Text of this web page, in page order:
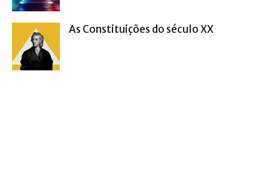
As Constituições do século XX